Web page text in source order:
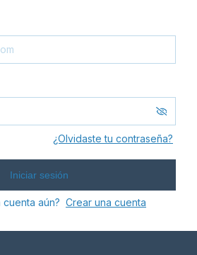
¿Olvidaste tu contraseña?
Iniciar sesión
cuenta aún? Crear una cuenta